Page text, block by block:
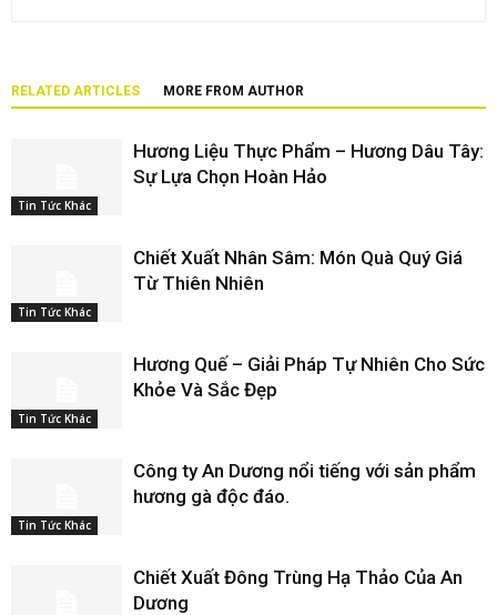
RELATED ARTICLES MORE FROM AUTHOR
Tin Tức Khác
Hương Liệu Thực Phẩm – Hương Dâu Tây:
Sự Lựa Chọn Hoàn Hảo
Tin Tức Khác
Chiết Xuất Nhân Sâm: Món Quà Quý Giá
Từ Thiên Nhiên
Tin Tức Khác
Hương Quế – Giải Pháp Tự Nhiên Cho Sức
Khỏe Và Sắc Đẹp
Tin Tức Khác
Công ty An Dương nổi tiếng với sản phẩm
hương gà độc đáo.
Chiết Xuất Đông Trùng Hạ Thảo Của An
Dương